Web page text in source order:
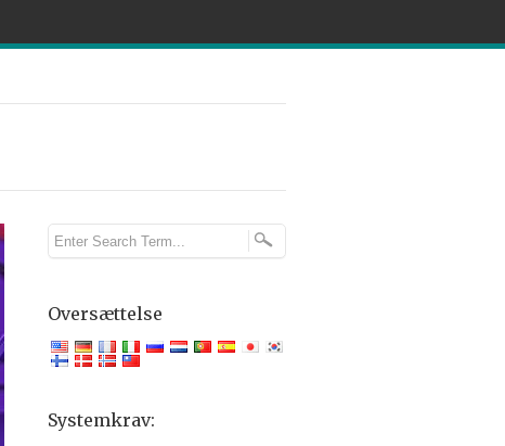
Oversættelse
Systemkrav: